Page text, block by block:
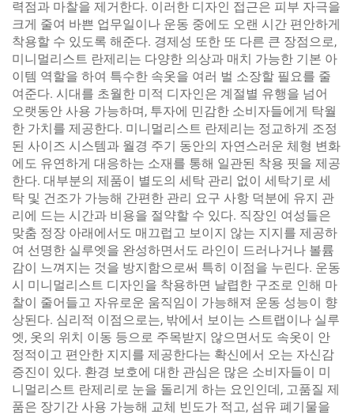
력점과 마찰을 제거한다. 이러한 디자인 접근은 피부 자극을
크게 줄여 바쁜 업무일이나 운동 중에도 오랜 시간 편안하게
착용할 수 있도록 해준다. 경제성 또한 또 다른 큰 장점으로,
미니멀리스트 란제리는 다양한 의상과 매치 가능한 기본 아
이템 역할을 하여 특수한 속옷을 여러 벌 소장할 필요를 줄
여준다. 시대를 초월한 미적 디자인은 계절별 유행을 넘어
오랫동안 사용 가능하며, 투자에 민감한 소비자들에게 탁월
한 가치를 제공한다. 미니멀리스트 란제리는 정교하게 조정
된 사이즈 시스템과 월경 주기 동안의 자연스러운 체형 변화
에도 유연하게 대응하는 소재를 통해 일관된 착용 핏을 제공
한다. 대부분의 제품이 별도의 세탁 관리 없이 세탁기로 세
탁 및 건조가 가능해 간편한 관리 요구 사항 덕분에 유지 관
리에 드는 시간과 비용을 절약할 수 있다. 직장인 여성들은
맞춤 정장 아래에서도 매끄럽고 보이지 않는 지지를 제공하
여 선명한 실루엣을 완성하면서도 라인이 드러나거나 볼륨
감이 느껴지는 것을 방지함으로써 특히 이점을 누린다. 운동
시 미니멀리스트 디자인을 착용하면 날렵한 구조로 인해 마
찰이 줄어들고 자유로운 움직임이 가능해져 운동 성능이 향
상된다. 심리적 이점으로는, 밖에서 보이는 스트랩이나 실루
엣, 옷의 위치 이동 등으로 주목받지 않으면서도 속옷이 안
정적이고 편안한 지지를 제공한다는 확신에서 오는 자신감
증진이 있다. 환경 보호에 대한 관심은 많은 소비자들이 미
니멀리스트 란제리로 눈을 돌리게 하는 요인인데, 고품질 제
품은 장기간 사용 가능해 교체 빈도가 적고, 섬유 폐기물을